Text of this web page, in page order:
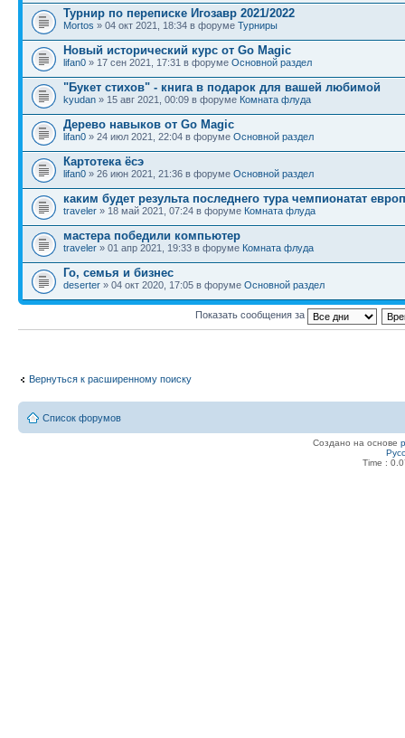
Турнир по переписке Игозавр 2021/2022
Mortos » 04 окт 2021, 18:34 в форуме Турниры
Новый исторический курс от Go Magic
lifan0 » 17 сен 2021, 17:31 в форуме Основной раздел
"Букет стихов" - книга в подарок для вашей любимой
kyudan » 15 авг 2021, 00:09 в форуме Комната флуда
Дерево навыков от Go Magic
lifan0 » 24 июл 2021, 22:04 в форуме Основной раздел
Картотека ёсэ
lifan0 » 26 июн 2021, 21:36 в форуме Основной раздел
каким будет результа последнего тура чемпионатат
traveler » 18 май 2021, 07:24 в форуме Комната флуда
мастера победили компьютер
traveler » 01 апр 2021, 19:33 в форуме Комната флуда
Го, семья и бизнес
deserter » 04 окт 2020, 17:05 в форуме Основной раздел
Показать сообщения за
Вернуться к расширенному поиску
Список форумов
Создано на основе
Time :